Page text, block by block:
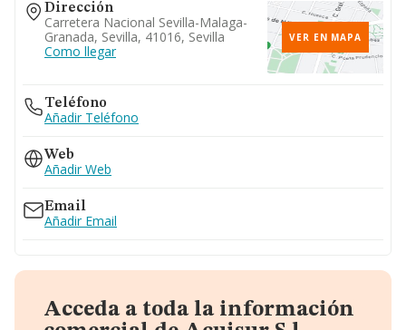
Dirección
Carretera Nacional Sevilla-Malaga-
Granada, Sevilla, 41016, Sevilla
Como llegar
VER EN MAPA
Teléfono
Añadir Teléfono
Web
Añadir Web
Email
Añadir Email
Acceda a toda la información